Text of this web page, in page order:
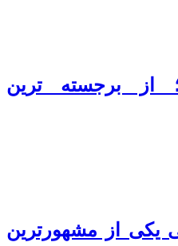
از برجسته ترین
یکی از مشهورترین